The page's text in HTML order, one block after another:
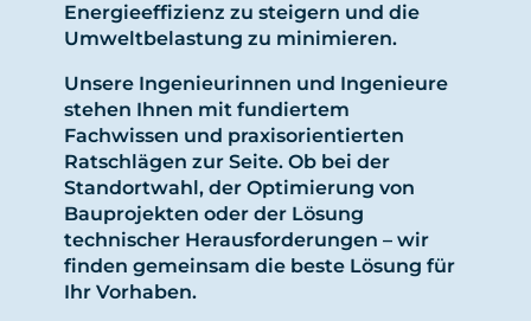
Energieeffizienz zu steigern und die
Umweltbelastung zu minimieren.
Unsere Ingenieurinnen und Ingenieure
stehen Ihnen mit fundiertem
Fachwissen und praxisorientierten
Ratschlägen zur Seite. Ob bei der
Standortwahl, der Optimierung von
Bauprojekten oder der Lösung
technischer Herausforderungen – wir
finden gemeinsam die beste Lösung für
Ihr Vorhaben.